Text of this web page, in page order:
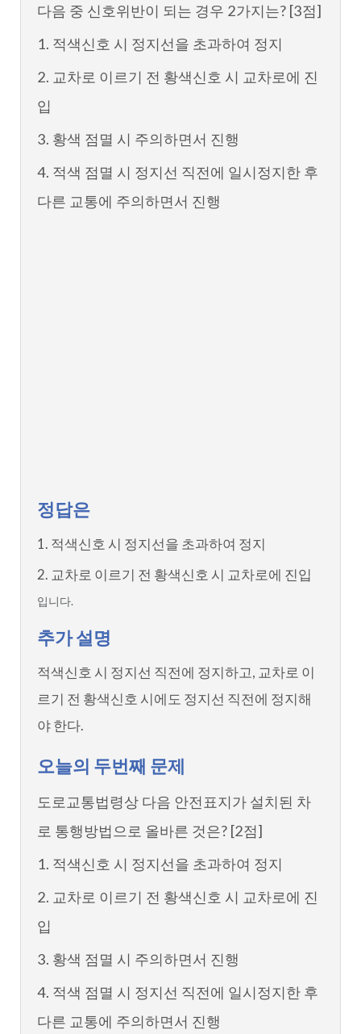
다음 중 신호위반이 되는 경우 2가지는? [3점]
1. 적색신호 시 정지선을 초과하여 정지
2. 교차로 이르기 전 황색신호 시 교차로에 진
입
3. 황색 점멸 시 주의하면서 진행
4. 적색 점멸 시 정지선 직전에 일시정지한 후
다른 교통에 주의하면서 진행
정답은
1. 적색신호 시 정지선을 초과하여 정지
2. 교차로 이르기 전 황색신호 시 교차로에 진입
입니다.
추가 설명
적색신호 시 정지선 직전에 정지하고, 교차로 이
르기 전 황색신호 시에도 정지선 직전에 정지해
야 한다.
오늘의 두번째 문제
도로교통법령상 다음 안전표지가 설치된 차
로 통행방법으로 올바른 것은? [2점]
1. 적색신호 시 정지선을 초과하여 정지
2. 교차로 이르기 전 황색신호 시 교차로에 진
입
3. 황색 점멸 시 주의하면서 진행
4. 적색 점멸 시 정지선 직전에 일시정지한 후
다른 교통에 주의하면서 진행